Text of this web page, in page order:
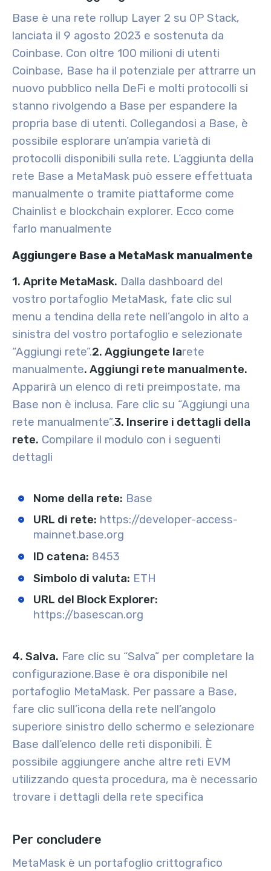
Base è una rete rollup Layer 2 su OP Stack,
lanciata il 9 agosto 2023 e sostenuta da
Coinbase. Con oltre 100 milioni di utenti
Coinbase, Base ha il potenziale per attrarre un
nuovo pubblico nella DeFi e molti protocolli si
stanno rivolgendo a Base per espandere la
propria base di utenti. Collegandosi a Base, è
possibile esplorare un’ampia varietà di
protocolli disponibili sulla rete. L‘aggiunta della
rete Base a MetaMask può essere effettuata
manualmente o tramite piattaforme come
Chainlist e blockchain explorer. Ecco come
farlo manualmente
Aggiungere Base a MetaMask manualmente
1. Aprite MetaMask. Dalla dashboard del
vostro portafoglio MetaMask, fate clic sul
menu a tendina della rete nell’angolo in alto a
sinistra del vostro portafoglio e selezionate
“Aggiungi rete”.2. Aggiungete larete
manualmente. Aggiungi rete manualmente.
Apparirà un elenco di reti preimpostate, ma
Base non è inclusa. Fare clic su “Aggiungi una
rete manualmente”.3. Inserire i dettagli della
rete. Compilare il modulo con i seguenti
dettagli
Nome della rete: Base
URL di rete: https://developer-access-
mainnet.base.org
ID catena: 8453
Simbolo di valuta: ETH
URL del Block Explorer:
https://basescan.org
4. Salva. Fare clic su “Salva” per completare la
configurazione.Base è ora disponibile nel
portafoglio MetaMask. Per passare a Base,
fare clic sull’icona della rete nell’angolo
superiore sinistro dello schermo e selezionare
Base dall’elenco delle reti disponibili. È
possibile aggiungere anche altre reti EVM
utilizzando questa procedura, ma è necessario
trovare i dettagli della rete specifica
Per concludere
MetaMask è un portafoglio crittografico